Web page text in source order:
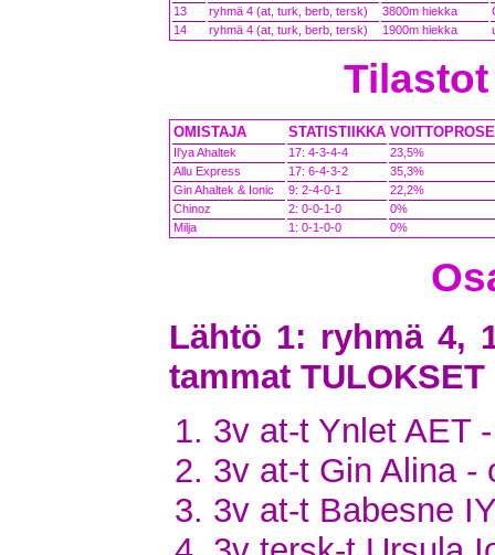
13
ryhmä 4 (at, turk, berb, tersk) 3800m hiekka
14
ryhmä 4 (at, turk, berb, tersk) 1900m hiekka
OMISTAJA STATISTIIKKA
Il'ya Ahaltek 17: 4-3-4-4
23,5%
Allu Express
17: 6-4-3-2
35,3%
Gin Ahaltek & Ionic
9: 2-4-0-1
22,2%
Chinoz
2: 0-0-1-0
0%
Milja
1: 0-1-0-0 0%
Lähtö 1: ryhmä 4,
tammat TULOKSET
3v at-t Ynlet AET
3v at-t Gin Alina -
3v at-t Babesne